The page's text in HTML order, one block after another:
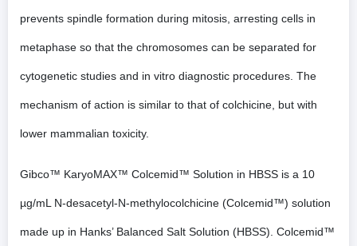
prevents spindle formation during mitosis, arresting cells in
metaphase so that the chromosomes can be separated for
cytogenetic studies and in vitro diagnostic procedures. The
mechanism of action is similar to that of colchicine, but with
lower mammalian toxicity.
Gibco™ KaryoMAX™ Colcemid™ Solution in HBSS is a 10
µg/mL N-desacetyl-N-methylocolchicine (Colcemid™) solution
made up in Hanks’ Balanced Salt Solution (HBSS). Colcemid™